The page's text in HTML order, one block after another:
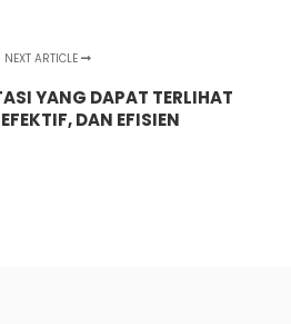
NEXT ARTICLE
YANG DAPAT TERLIHAT
DAN EFISIEN